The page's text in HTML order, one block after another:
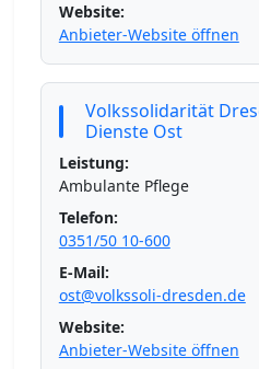
Website:
Anbieter-Website öffnen
Volkssolidarität
Dienste Ost
Leistung:
Ambulante Pflege
Telefon:
0351/50 10-600
E-Mail:
ost@volkssoli-dresden.de
Website:
Anbieter-Website öffnen